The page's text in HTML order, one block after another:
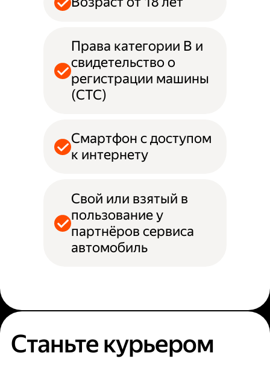
Права категории B и
свидетельство о
регистрации машины
(СТС)
Смартфон с доступом
к интернету
Свой или взятый в
пользование у
партнёров сервиса
автомобиль
Станьте курьером